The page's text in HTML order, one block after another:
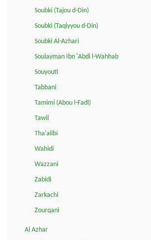
Soubki (Tajou d-Din)
Soubki (Taqiyyou d-Din)
Soubki Al-Azhari
Soulayman Ibn 'Abdi l-Wahhab
Souyouti
Tabbani
Tamimi (Abou l-Fadl)
Tawil
Tha'alibi
Wahidi
Wazzani
Zabidi
Zarkachi
Zourqani
Al Azhar